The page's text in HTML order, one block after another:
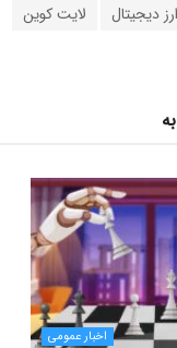
دیجیتال لایت کوین
اخبار عمومی